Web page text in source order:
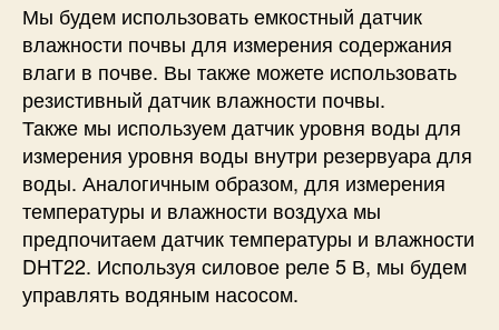
Мы будем использовать емкостный датчик
влажности почвы для измерения содержания
влаги в почве. Вы также можете использовать
резистивный датчик влажности почвы.
Также мы используем датчик уровня воды для
измерения уровня воды внутри резервуара для
воды. Аналогичным образом, для измерения
температуры и влажности воздуха мы
предпочитаем датчик температуры и влажности
DHT22. Используя силовое реле 5 В, мы будем
управлять водяным насосом.